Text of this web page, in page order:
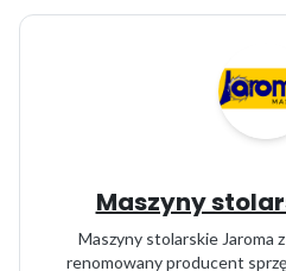
Maszyny
Maszyny stolarskie Jaroma
renomowany producent